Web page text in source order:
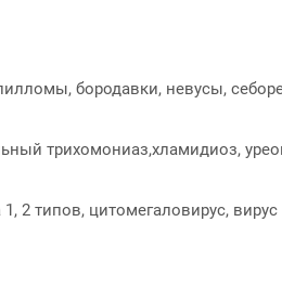
бородавки, невусы,
трихомониаз,хламидиоз,
типов, цитомегаловирус, вирус